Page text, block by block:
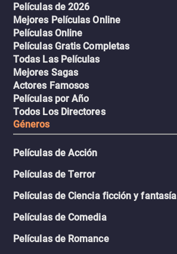
Películas de 2026
Mejores Películas Online
Películas Online
Películas Gratis Completas
Todas Las Películas
Mejores Sagas
Actores Famosos
Películas por Año
Todos Los Directores
Géneros
Películas de Acción
Películas de Terror
Películas de Ciencia ficción y fantasía
Películas de Comedia
Películas de Romance